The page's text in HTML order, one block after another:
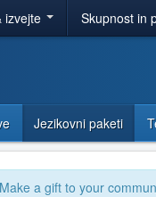
izvejte Skupnost in
Jezikovni paketi
a gift to your